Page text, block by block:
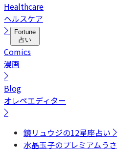
Healthcare
ヘルスケア
Fortune
占い
Comics
漫画
Blog
オレペエディター
鏡リュウジの12星座占い
水晶玉子のプレミアムう